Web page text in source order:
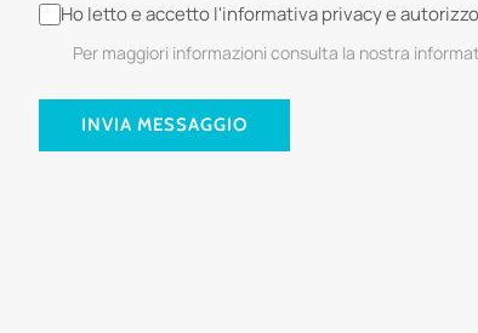
Ho letto e accetto l'informativa privacy e
Per maggiori informazioni consulta la nostra
INVIA MESSAGGIO